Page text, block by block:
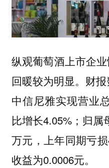
纵观葡萄酒上市企
回暖较为明显。财
中信尼雅实现营业
比增长4.05%；归
万元，上年同期亏
收益为0.0006元。